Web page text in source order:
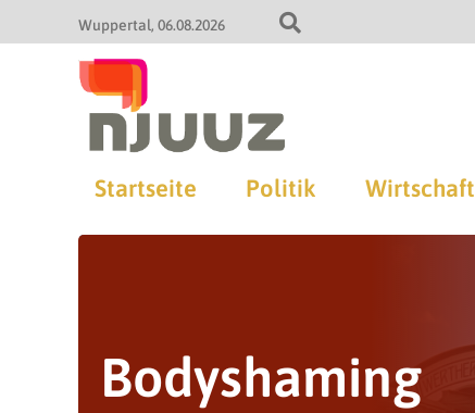
Wuppertal 06.08.2026
Startseite Politik Wirtschaft
Bodyshaming